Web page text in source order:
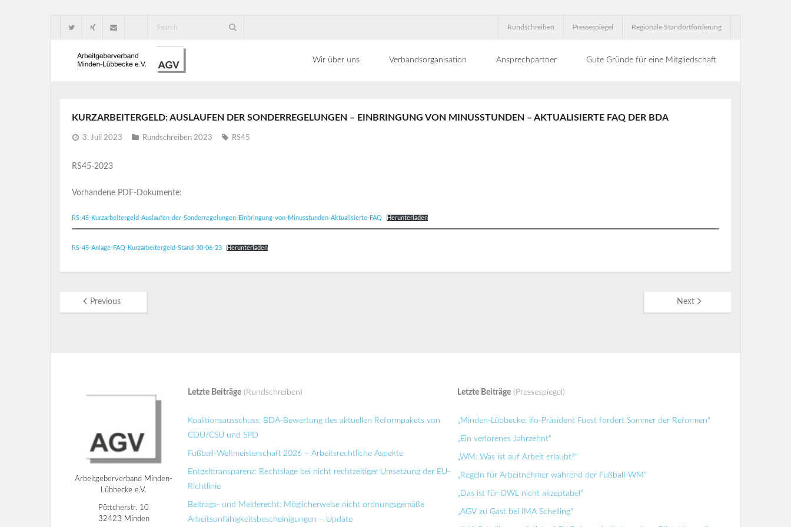
Rundschreiben Pressespiegel Regionale Standortförderung
Wir über uns Verbandsorganisation Ansprechpartner Gute Gründe für eine Mitgliedschaft
KURZARBEITERGELD: AUSLAUFEN DER SONDERREGELUNGEN – EINBRINGUNG VON MINUSSTUNDEN – AKTUALISIERTE FAQ DER BDA
3. Juli 2023 Rundschreiben 2023 RS45
RS45-2023
Vorhandene PDF-Dokumente:
RS-45-Kurzarbeitergeld-Auslaufen-der-Sonderregelungen-Einbringung-von-Minusstunden-Aktualisierte-FAQ Herunterladen
RS-45-Anlage-FAQ-Kurzarbeitergeld-Stand-30-06-23 Herunterladen
Previous Next
Arbeitgeberverband Minden-
Lübbecke e.V.
Pöttcherstr. 10
32423 Minden
Letzte Beiträge(Rundschreiben)
Koalitionsausschuss: BDA-Bewertung des aktuellen Reformpakets von
CDU/CSU und SPD
Fußball-Weltmeisterschaft 2026 – Arbeitsrechtliche Aspekte
Entgelttransparenz: Rechtslage bei nicht rechtzeitiger Umsetzung der EU-
Richtlinie
Beitrags- und Melderecht: Möglicherweise nicht ordnungsgemäße
Arbeitsunfähigkeitsbescheinigungen – Update
Letzte Beiträge(Pressespiegel)
„Minden-Lübbecke: ifo-Präsident Fuest fordert Sommer der Reformen“
„Ein verlorenes Jahrzehnt“
„WM: Was ist auf Arbeit erlaubt?“
„Regeln für Arbeitnehmer während der Fußball-WM“
„Das ist für OWL nicht akzeptabel“
„AGV zu Gast bei IMA Schelling“